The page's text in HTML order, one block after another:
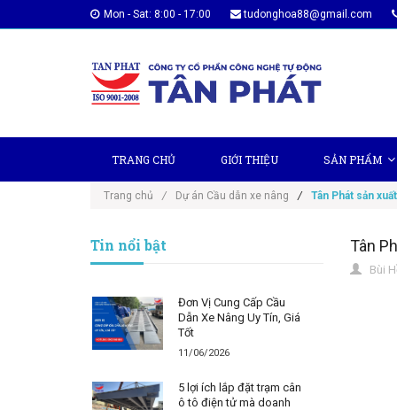
Mon - Sat: 8:00 - 17:00 tudonghoa88@gmail.com
TRANG CHỦ GIỚI THIỆU SẢN PHẨM
Trang chủ / Dự án Cầu dẫn xe nâng / Tân Phát sản
Tin nổi bật
Đơn Vị Cung Cấp Cầu
Dẫn Xe Nâng Uy Tín, Giá
Tốt
11/06/2026
5 lợi ích lắp đặt trạm cân
ô tô điện tử mà doanh
Tân
Bùi